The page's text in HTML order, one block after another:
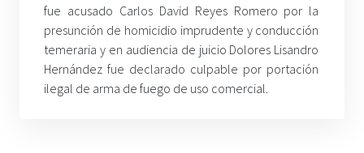
fue acusado Carlos David Reyes Romero por la
presunción de homicidio imprudente y conducción
temeraria y en audiencia de juicio Dolores Lisandro
Hernández fue declarado culpable por portación
ilegal de arma de fuego de uso comercial.